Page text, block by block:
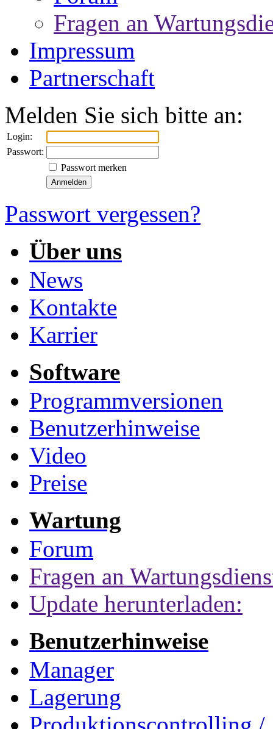
Fragen an
Impressum
Partnerschaft
Melden Sie sich bitte an:
Login:
Passwort:
Passwort merken
Passwort vergessen?
Über uns
News
Kontakte
Karrier
Software
Programmversionen
Benutzerhinweise
Video
Preise
Wartung
Forum
Fragen an
Update herunterladen:
Benutzerhinweise
Manager
Lagerung